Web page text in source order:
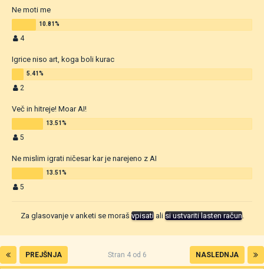
Ne moti me
4
Igrice niso art, koga boli kurac
2
Več in hitreje! Moar AI!
5
Ne mislim igrati ničesar kar je narejeno z AI
5
Za glasovanje v anketi se moraš vpisatiali si ustvariti lasten račun.
PREJŠNJA NASLEDNJA
Stran 4 od 6